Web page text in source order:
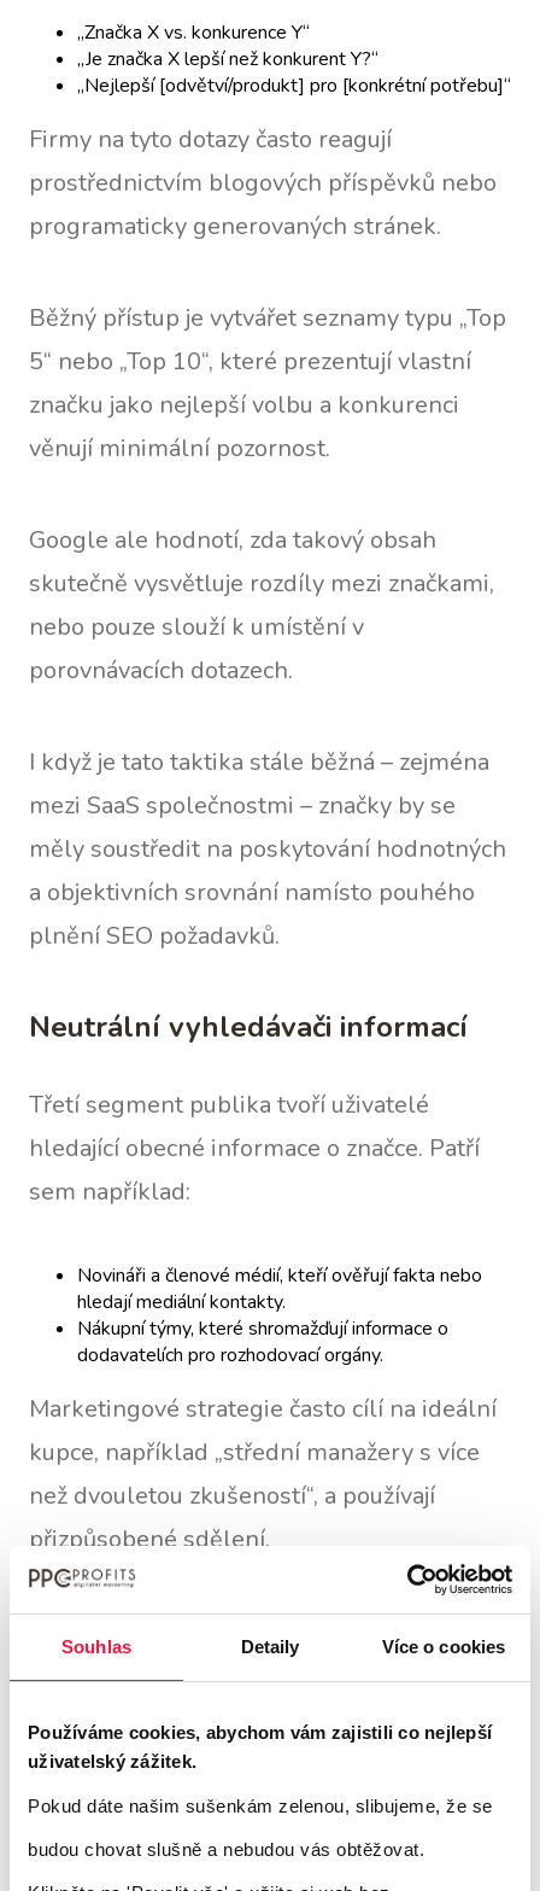
Souhlas Detaily Více o cookies
Používáme cookies, abychom vám zajistili co nejlepší
uživatelský zážitek.
Pokud dáte našim sušenkám zelenou, slibujeme, že se
budou chovat slušně a nebudou vás obtěžovat.
„Značka X vs. konkurence Y“
„Je značka X lepší než konkurent Y?“
„Nejlepší [odvětví/produkt] pro [konkrétní potřebu]“
Firmy na tyto dotazy často reagují
prostřednictvím blogových příspěvků nebo
programaticky generovaných stránek.
Běžný přístup je vytvářet seznamy typu „Top
5“ nebo „Top 10“, které prezentují vlastní
značku jako nejlepší volbu a konkurenci
věnují minimální pozornost.
Google ale hodnotí, zda takový obsah
skutečně vysvětluje rozdíly mezi značkami,
nebo pouze slouží k umístění v
porovnávacích dotazech.
I když je tato taktika stále běžná – zejména
mezi SaaS společnostmi – značky by se
měly soustředit na poskytování hodnotných
a objektivních srovnání namísto pouhého
plnění SEO požadavků.
Neutrální vyhledávači informací
Třetí segment publika tvoří uživatelé
hledající obecné informace o značce. Patří
sem například:
Novináři a členové médií, kteří ověřují fakta nebo
hledají mediální kontakty.
Nákupní týmy, které shromažďují informace o
dodavatelích pro rozhodovací orgány.
Marketingové strategie často cílí na ideální
kupce, například „střední manažery s více
než dvouletou zkušeností“, a používají
přizpůsobené sdělení.
V mnoha případech však rozhodovací osoby
delegují průzkum na nákupní týmy, které
následně sestavují seznamy dodavatelů na
základě zadaných specifikací.
Zde se uplatňují dva klíčové předpoklady: